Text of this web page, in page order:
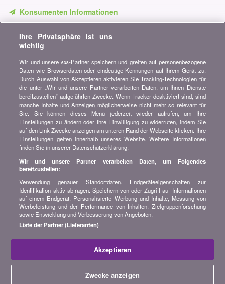
Konsumenten Informationen
unsere Vergleiche, Ratschläge und Tipps in den Bereichen
Versicherung, Finanzen, Konsumgüter und vieles mehr...
Newsletter bestellen
Treten Sie unserer Community bei
Bleiben Sie auf dem neuesten Stand, finden Sie alle Ratschläge
und Tipps zum Sparen auf:
Wissenswertes über bonus.ch
Wer ist bonus.ch? Wie funktionieren die Vergleiche?
Presseanfragen, Partnerschaften, Werbung...
Alle Informationen über bonus.ch
Home
Ihre Privatsphäre ist uns
wichtig
Wir und unsere 638-Partner speichern und greifen auf personenbezogene
Daten wie Browserdaten oder eindeutige Kennungen auf Ihrem Gerät zu.
Durch Auswahl von Akzeptieren aktivieren Sie Tracking-Technologien für
die unter „Wir und unsere Partner verarbeiten Daten, um Ihnen Dienste
bereitzustellen“ aufgeführten Zwecke. Wenn Tracker deaktiviert sind, sind
manche Inhalte und Anzeigen möglicherweise nicht mehr so relevant für
Sie. Sie können dieses Menü jederzeit wieder aufrufen, um Ihre
Einstellungen zu ändern oder Ihre Einwilligung zu widerrufen, indem Sie
auf den Link Zwecke anzeigen am unteren Rand der Webseite klicken. Ihre
Einstellungen gelten innerhalb unseres Website. Weitere Informationen
finden Sie in unserer Datenschutzerklärung.
Wir und unsere Partner verarbeiten Daten, um Folgendes
bereitzustellen:
Verwendung genauer Standortdaten. Endgeräteeigenschaften zur
Identifikation aktiv abfragen. Speichern von oder Zugriff auf Informationen
auf einem Endgerät. Personalisierte Werbung und Inhalte, Messung von
Werbeleistung und der Performance von Inhalten, Zielgruppenforschung
sowie Entwicklung und Verbesserung von Angeboten.
Liste der Partner (Lieferanten)
Akzeptieren
Zwecke anzeigen